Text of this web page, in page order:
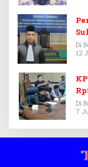
Di
12
Di
7